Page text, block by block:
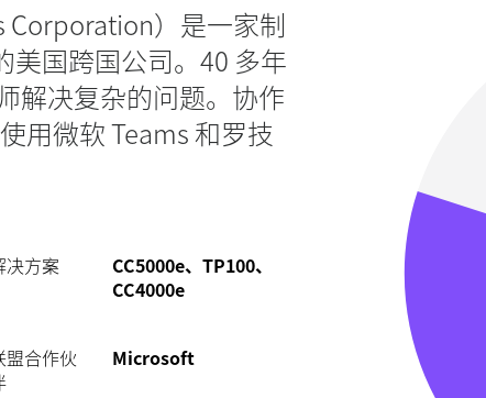
）是一家制
美国跨国公司。40 多年
解决复杂的问题。协作
用微软 Teams 和罗技
决方案
CC5000e、TP100、
CC4000e
盟合作伙
Microsoft